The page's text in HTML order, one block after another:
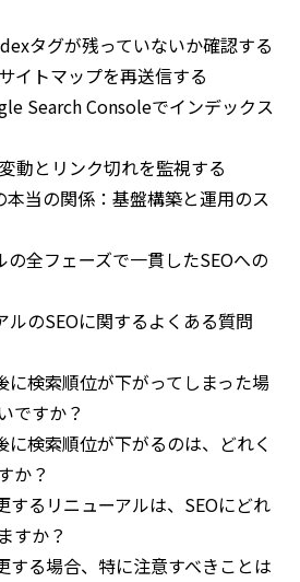
タグが残っていないか確認する
イトマップを再送信する
Search Consoleでインデックス
動とリンク切れを監視する
本当の関係：基盤構築と運用のス
の全フェーズで一貫したSEOへの
ルのSEOに関するよくある質問
に検索順位が下がってしまった場
ですか？
に検索順位が下がるのは、どれく
か？
するリニューアルは、SEOにどれ
すか？
する場合、特に注意すべきことは